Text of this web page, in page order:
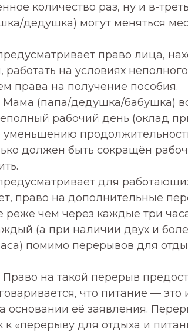
количество раз, ну и в-
дедушка) могут меняться
право лица,
работать на условиях
права на получение пособия.
(папа/дедушка/бабушка)
рабочий день (оклад
должен быть сокращён
для
право на дополнительные
реже чем через каждые три
(а при наличии двух и
помимо перерывов для
на такой перерыв
что питание —
основании её заявления.
«перерыву для отдыха и